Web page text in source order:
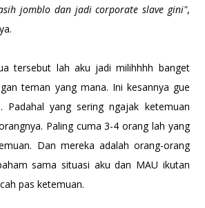
jomblo dan jadi corporate slave gini",
tersebut lah aku jadi milihhhh banget
teman yang mana. Ini kesannya gue
Padahal yang sering ngajak ketemuan
Paling cuma 3-4 orang lah yang
Dan mereka adalah orang-orang
sama situasi aku dan MAU ikutan
pas ketemuan.